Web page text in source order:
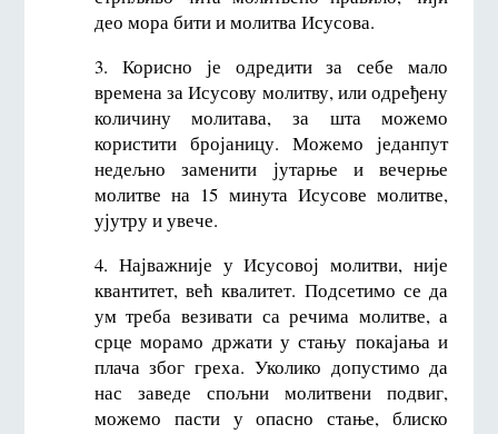
део мора бити и молитва Исусова.
3. Корисно је одредити за себе мало
времена за Исусову молитву, или одређену
количину молитава, за шта можемо
користити бројаницу. Можемо једанпут
недељно заменити јутарње и вечерње
молитве на 15 минута Исусове молитве,
ујутру и увече.
4. Најважније у Исусовој молитви, није
квантитет, већ квалитет. Подсетимо се да
ум треба везивати са речима молитве, а
срце морамо држати у стању покајања и
плача због греха. Уколико допустимо да
нас заведе спољни молитвени подвиг,
можемо пасти у опасно стање, блиско